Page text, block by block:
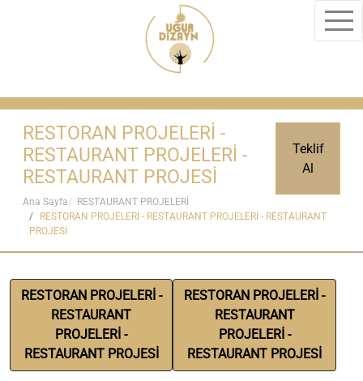
RESTORAN PROJELERİ -
RESTAURANT PROJELERİ -
RESTAURANT PROJESİ
Teklif
Al
Ana Sayfa
RESTAURANT PROJELERİ
RESTORAN PROJELERİ - RESTAURANT PROJELERİ - RESTAURANT
PROJESİ
RESTORAN PROJELERİ -
RESTAURANT
PROJELERİ -
RESTAURANT PROJESİ
RESTORAN PROJELERİ -
RESTAURANT
PROJELERİ -
RESTAURANT PROJESİ